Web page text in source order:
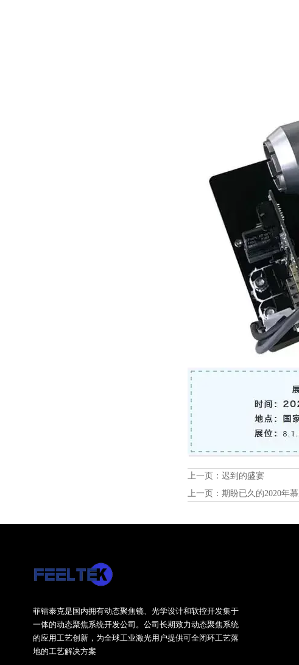
上一页：迟到的盛宴
上一页：期盼已久的2020年
菲镭泰克是国内拥有动态聚焦镜、光学设计和软控开发集于
一体的动态聚焦系统开发公司。公司长期致力动态聚焦系统
的应用工艺创新，为全球工业激光用户提供可全闭环工艺落
地的工艺解决方案